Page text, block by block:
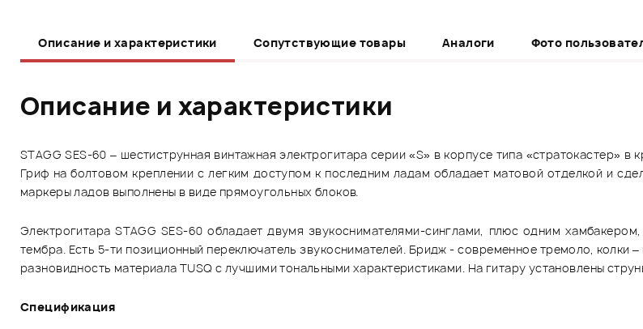
Описание и характеристики Сопутствующие товары Аналоги Фото
Описание и характеристики
STAGG SES-60 – шестиструнная винтажная электрогитара серии «S» в корпусе типа «стратокастер»
Гриф на болтовом креплении с легким доступом к последним ладам обладает матовой отделкой и
маркеры ладов выполнены в виде прямоугольных блоков.
Электрогитара STAGG SES-60 обладает двумя звукоснимателями-синглами, плюс одним
тембра. Есть 5-ти позиционный переключатель звукоснимателей. Бридж - современное тремоло, колки
разновидность материала TUSQ с лучшими тональными характеристиками. На гитару установлены
Спецификация